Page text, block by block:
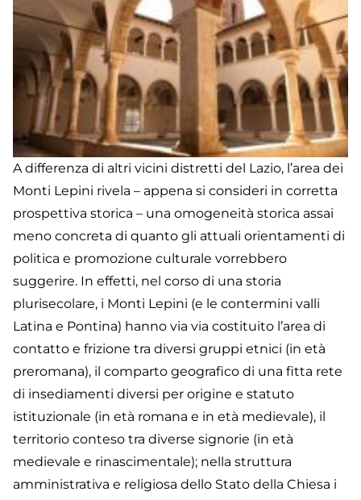
A differenza di altri vicini distretti del Lazio, l’area dei
Monti Lepini rivela – appena si consideri in corretta
prospettiva storica – una omogeneità storica assai
meno concreta di quanto gli attuali orientamenti di
politica e promozione culturale vorrebbero
suggerire. In effetti, nel corso di una storia
plurisecolare, i Monti Lepini (e le contermini valli
Latina e Pontina) hanno via via costituito l’area di
contatto e frizione tra diversi gruppi etnici (in età
preromana), il comparto geografico di una fitta rete
di insediamenti diversi per origine e statuto
istituzionale (in età romana e in età medievale), il
territorio conteso tra diverse signorie (in età
medievale e rinascimentale); nella struttura
amministrativa e religiosa dello Stato della Chiesa i